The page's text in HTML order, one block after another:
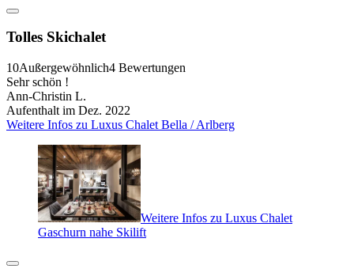
Tolles Skichalet
10Außergewöhnlich4 Bewertungen
Sehr schön !
Ann-Christin L.
Aufenthalt im Dez. 2022
Weitere Infos zu Luxus Chalet Bella / Arlberg
Weitere Infos zu Luxus Chalet
Gaschurn nahe Skilift